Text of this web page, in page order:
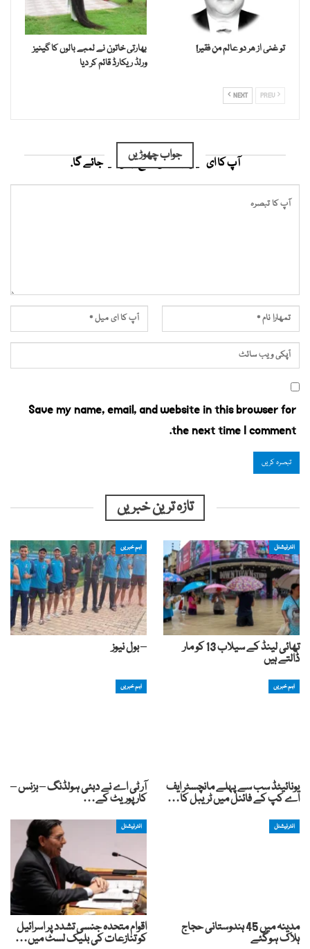
تو غنی از ھر دو عالم من فقیر!
بھارتی خاتون نے لمبے بالوں کا گینیز
ورلڈ ریکارڈ قائم کر دیا
NEXT
جواب چھوڑیں
آپ کا ای میل ایڈریس شائع نہیں کیا جائے گا.
Save my name, email, and website in this browser for
the next time I comment.
تازہ ترین خبریں
انٹرنیشنل
تھائی لینڈ کے سیلاب 13 کو مار
ڈالتے ہیں
اہم خبریں
– بول نیوز
اہم خبریں
یونائیٹڈ سب سے پہلے مانچسٹر ایف
اے کپ کے فائنل میں ٹریبل کا…
اہم خبریں
آر ٹی اے نے دبئی ہولڈنگ – بزنس –
کارپوریٹ کے…
انٹرنیشنل
مدینہ میں 45 ہندوستانی حجاج
ہلاک ہوگئے
انٹرنیشنل
اقوام متحدہ جنسی تشدد پر اسرائیل
کو تنازعات کی بلیک لسٹ میں…